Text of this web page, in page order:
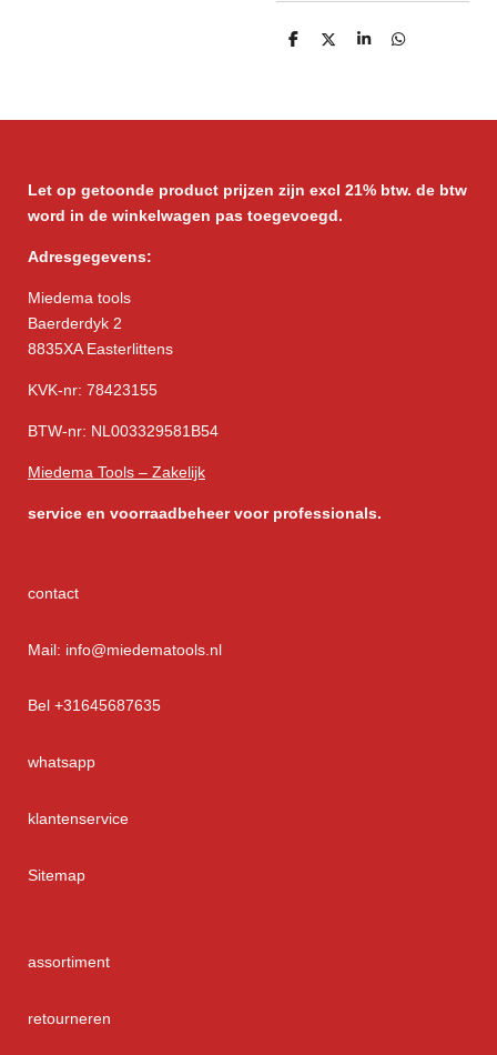
D
D
S
D
Let op getoonde product prijzen zijn excl 21% btw. de btw
word in de winkelwagen pas toegevoegd.
Adresgegevens:
Miedema tools
Baerderdyk 2
8835XA Easterlittens
KVK-nr: 78423155
BTW-nr: NL003329581B54
Miedema Tools – Zakelijk
service en voorraadbeheer voor professionals.
contact
Mail: info@miedematools.nl
Bel +31645687635
whatsapp
klantenservice
Sitemap
assortiment
retourneren